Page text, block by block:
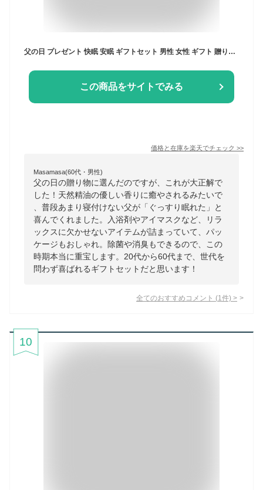
父の日 プレゼント 快眠 安眠 ギフトセット 男性 女性 ギフト 贈り物 20代 30代 40代 50代 60代 天然香料 精油使用 除菌 消臭 寝具 バスソルト 入浴剤 アイマスク 母の日 ホットアイマスク 使い捨て クリスマス
この商品をサイトでみる
価格と在庫を楽天でチェック >>
Masamasa(60代・男性)
父の日の贈り物に選んだのですが、これが大正解で
した！天然精油の優しい香りに癒やされるみたいで
、普段あまり寝付けない父が「ぐっすり眠れた」と
喜んでくれました。入浴剤やアイマスクなど、リラ
ックスに欠かせないアイテムが詰まっていて、パッ
ケージもおしゃれ。除菌や消臭もできるので、この
時期本当に重宝します。20代から60代まで、世代を
問わず喜ばれるギフトセットだと思います！
全てのおすすめコメント (1 件) >
10